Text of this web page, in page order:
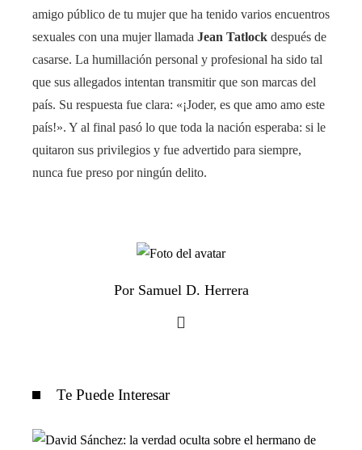
amigo público de tu mujer que ha tenido varios encuentros
sexuales con una mujer llamada Jean Tatlock después de
casarse. La humillación personal y profesional ha sido tal
que sus allegados intentan transmitir que son marcas del
país. Su respuesta fue clara: «¡Joder, es que amo amo este
país!». Y al final pasó lo que toda la nación esperaba: si le
quitaron sus privilegios y fue advertido para siempre,
nunca fue preso por ningún delito.
Por Samuel D. Herrera
Te Puede Interesar